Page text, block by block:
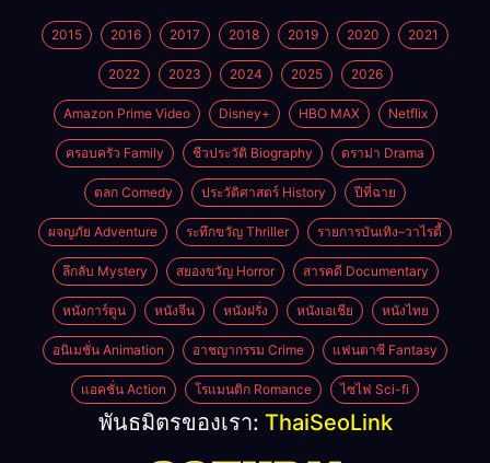
2015 2016 2017 2018 2019 2020 2021
2022 2023 2024 2025 2026
Amazon Prime Video Disney+ HBO MAX Netflix
ครอบครัว Family ชีวประวัติ Biography ดราม่า Drama
ตลก Comedy ประวัติศาสตร์ History ปีที่ฉาย
ผจญภัย Adventure ระทึกขวัญ Thriller รายการบันเทิง–วาไรตี้
ลึกลับ Mystery สยองขวัญ Horror สารคดี Documentary
หนังการ์ตูน หนังจีน หนังฝรั่ง หนังเอเชีย หนังไทย
อนิเมชั่น Animation อาชญากรรม Crime แฟนตาซี Fantasy
แอคชั่น Action โรแมนติก Romance ไซไฟ Sci-fi
พันธมิตรของเรา: ThaiSeoLink